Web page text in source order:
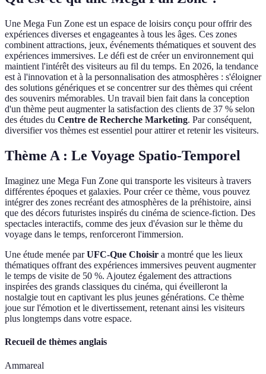
Une Mega Fun Zone est un espace de loisirs conçu pour offrir des
expériences diverses et engageantes à tous les âges. Ces zones
combinent attractions, jeux, événements thématiques et souvent des
expériences immersives. Le défi est de créer un environnement qui
maintient l'intérêt des visiteurs au fil du temps. En 2026, la tendance
est à l'innovation et à la personnalisation des atmosphères : s'éloigner
des solutions génériques et se concentrer sur des thèmes qui créent
des souvenirs mémorables. Un travail bien fait dans la conception
d'un thème peut augmenter la satisfaction des clients de 37 % selon
des études du Centre de Recherche Marketing. Par conséquent,
diversifier vos thèmes est essentiel pour attirer et retenir les visiteurs.
Thème A : Le Voyage Spatio-Temporel
Imaginez une Mega Fun Zone qui transporte les visiteurs à travers
différentes époques et galaxies. Pour créer ce thème, vous pouvez
intégrer des zones recréant des atmosphères de la préhistoire, ainsi
que des décors futuristes inspirés du cinéma de science-fiction. Des
spectacles interactifs, comme des jeux d'évasion sur le thème du
voyage dans le temps, renforceront l'immersion.
Une étude menée parUFC-Que Choisir a montré que les lieux
thématiques offrant des expériences immersives peuvent augmenter
le temps de visite de 50 %. Ajoutez également des attractions
inspirées des grands classiques du cinéma, qui éveilleront la
nostalgie tout en captivant les plus jeunes générations. Ce thème
joue sur l'émotion et le divertissement, retenant ainsi les visiteurs
plus longtemps dans votre espace.
Recueil de thèmes anglais
Ammareal